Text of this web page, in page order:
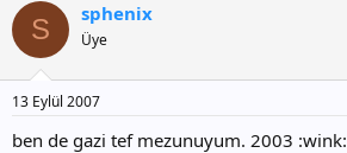
S sphenix
Üye
13 Eylül 2007
ben de gazi tef mezunuyum. 2003 :wink: